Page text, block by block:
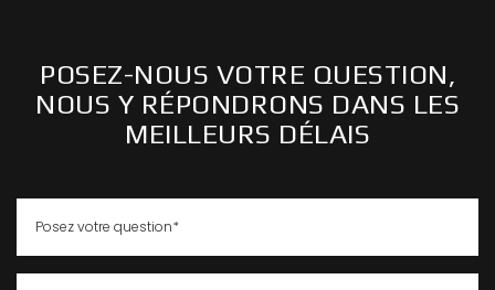
POSEZ-NOUS VOTRE QUESTION,
NOUS Y RÉPONDRONS DANS LES
MEILLEURS DÉLAIS